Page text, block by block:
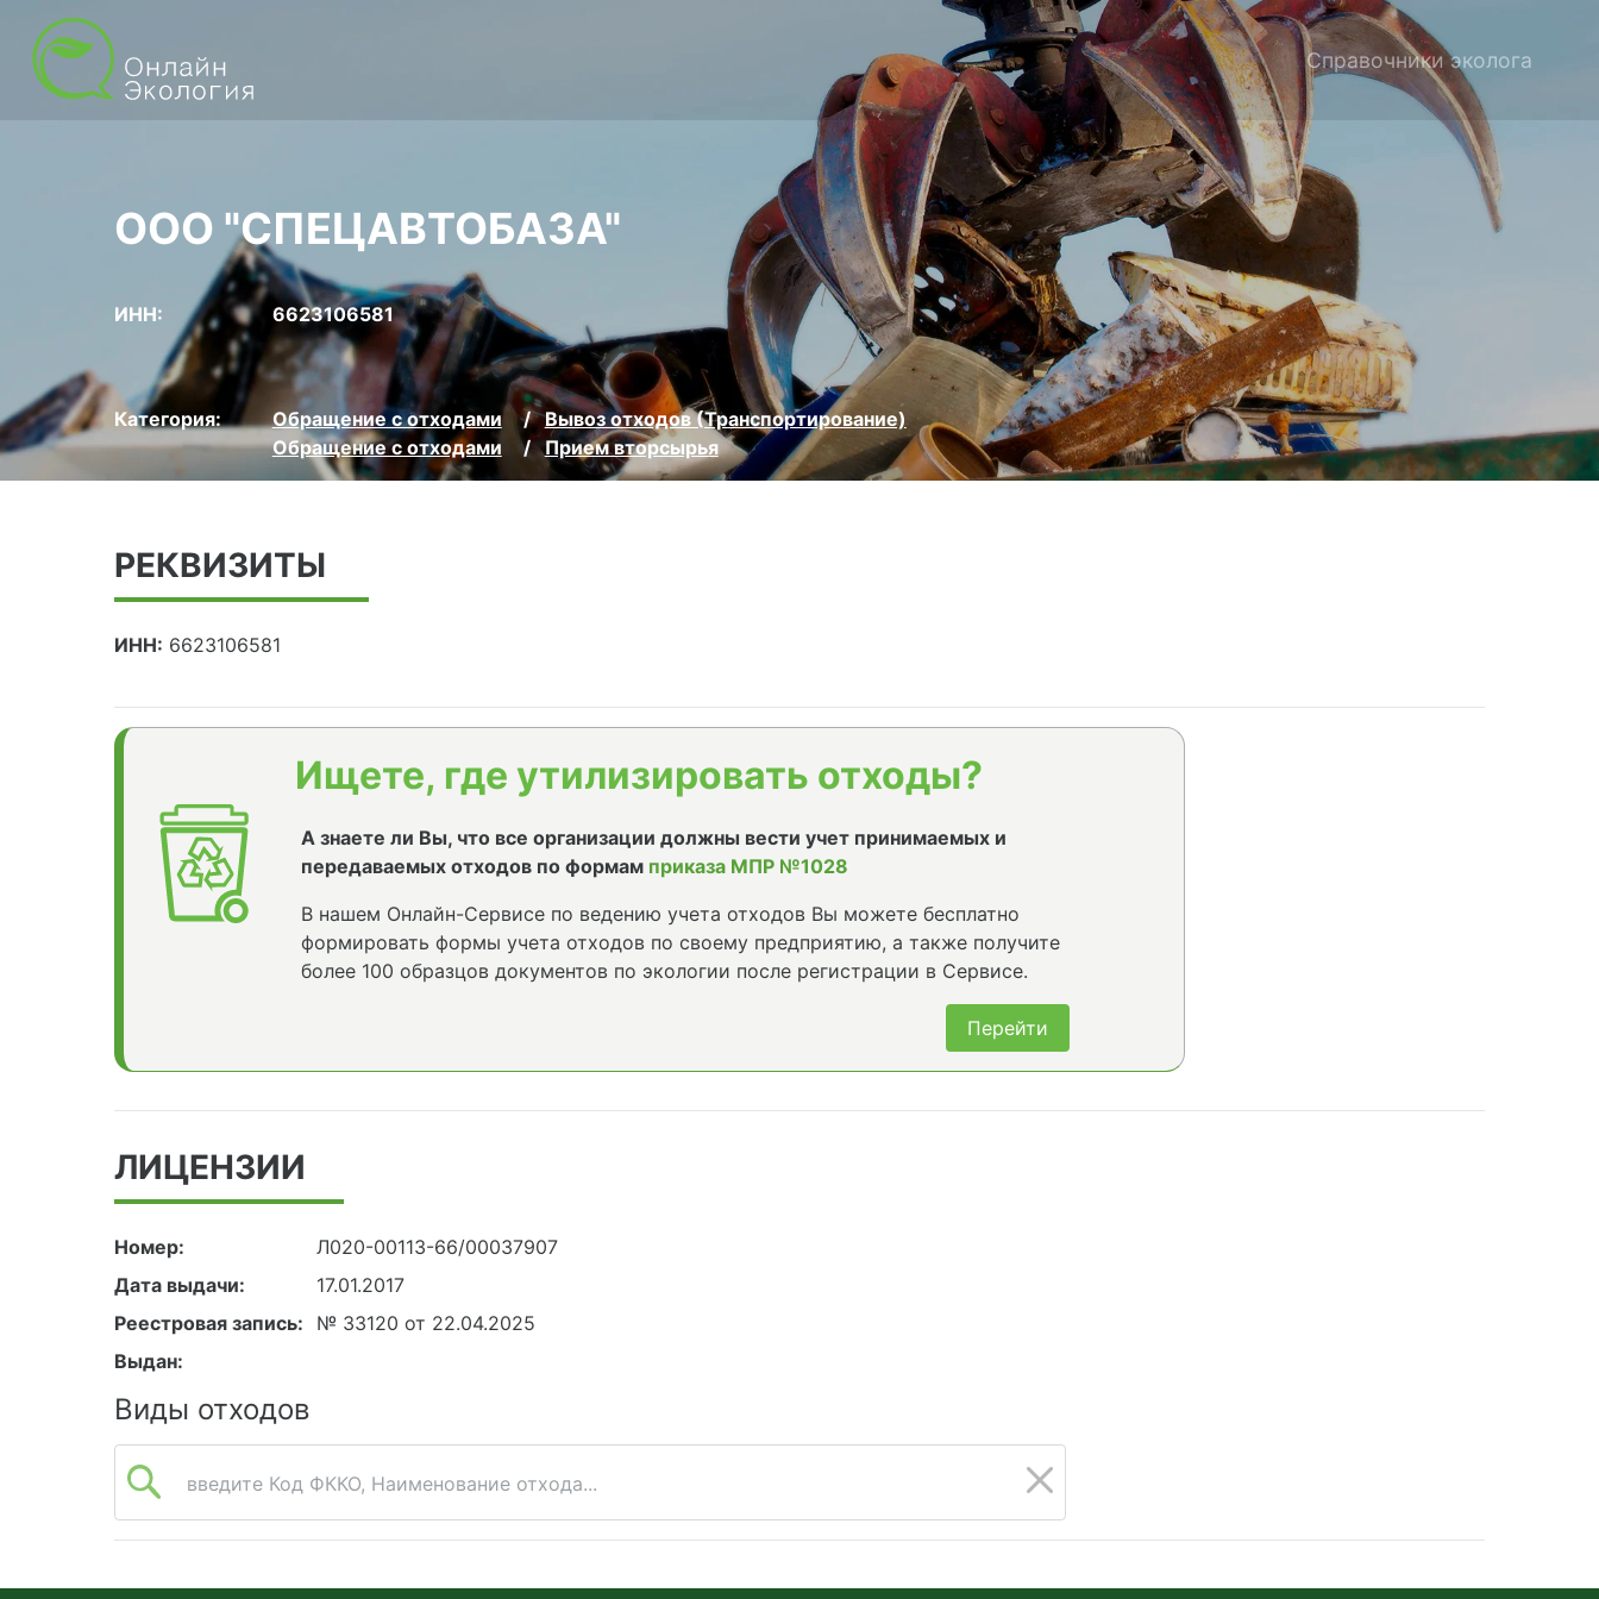
Справочники эколога
ООО "СПЕЦАВТОБАЗА"
ИНН: 6623106581
Категория: Обращение с отходами
Вывоз отходов (Транспортирование)
Обращение с отходами
Прием вторсырья
РЕКВИЗИТЫ
ИНН: 6623106581
Ищете, где утилизировать отходы?
А знаете ли Вы, что все организации должны вести учет принимаемых и
передаваемых отходов по формам приказа МПР №1028
В нашем Онлайн-Сервисе по ведению учета отходов Вы можете бесплатно
формировать формы учета отходов по своему предприятию, а также получите
более 100 образцов документов по экологии после регистрации в Сервисе.
Перейти
ЛИЦЕНЗИИ
Номер:
Л020-00113-66/00037907
Дата выдачи:
17.01.2017
Реестровая запись:
№ 33120 от 22.04.2025
Выдан:
Виды отходов
введите Код ФККО, Наименование отхода...